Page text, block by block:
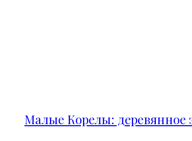
Малые Корелы: деревянное